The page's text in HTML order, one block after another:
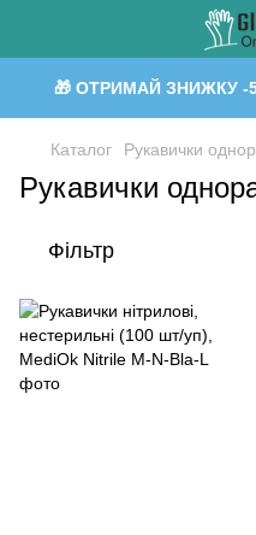
🎁 ОТРИМАЙ ЗНИЖКУ -
Каталог Рукавички
Рукавички
Фільтр